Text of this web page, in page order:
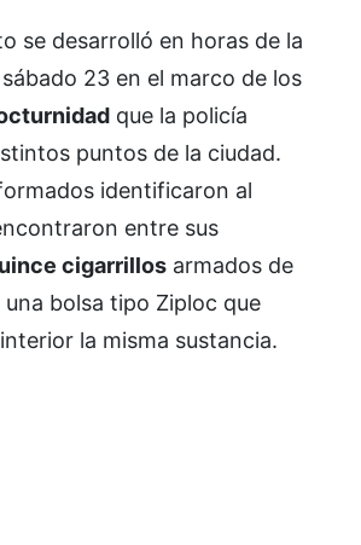
se desarrolló en horas de la
23 en el marco de los
que la policía
puntos de la ciudad.
identificaron al
entre sus
cigarrillos armados de
una bolsa tipo Ziploc que
la misma sustancia.